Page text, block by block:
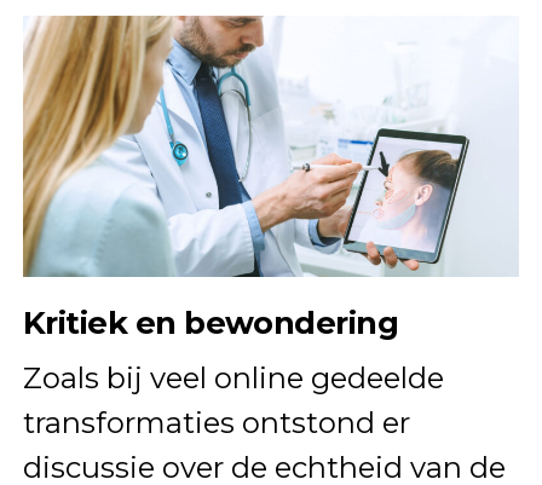
Kritiek en bewondering
Zoals bij veel online gedeelde
transformaties ontstond er
discussie over de echtheid van de